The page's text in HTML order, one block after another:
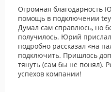
Огромная
помощь в подключении
Думал сам справлюсь, но
получилось. Юрий
подробно рассказал «на
подключить. Пришлось
тянуть (сам бы не понял).
успехов компании!